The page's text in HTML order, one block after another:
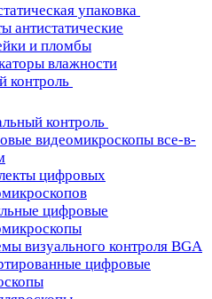
упаковка
антистатические
и пломбы
влажности
контроль
контроль
видеомикроскопы все-в-
цифровых
цифровые
визуального контроля BGA
цифровые